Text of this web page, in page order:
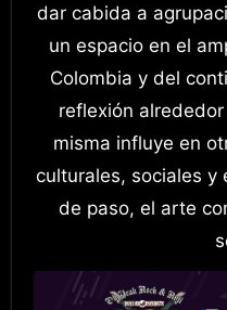
dar cabida a
un espacio en el
Colombia y del
reflexión
misma influye en
culturales, sociales y
de paso, el arte